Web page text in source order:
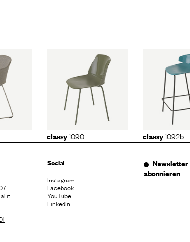
classy1090
classy
1092b
classy1092b
Social
Instagram
Facebook
YouTube
LinkedIn
Newsletter
abonnieren